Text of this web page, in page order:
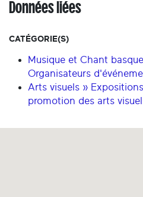
Données liées
CATÉGORIE(S)
Musique et Chant
Organisateurs
Arts visuels »
promotion des arts